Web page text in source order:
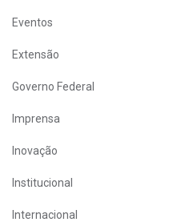
Eventos
Extensão
Governo Federal
Imprensa
Inovação
Institucional
Internacional